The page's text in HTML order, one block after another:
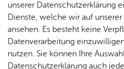
Cookie-Hinweis
Zum Laden dieser Karte wird
unserer Datenschutzerklärung
Dienste, welche wir auf
ansehen. Es besteht keine
Datenverarbeitung
nutzen. Sie können Ihre
Datenschutzerklärung auch